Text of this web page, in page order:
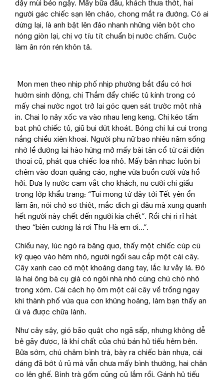
dậy mùi béo ngậy. Mấy bữa đầu, khách thưa thớt, hai
người gác chiếc sạn lên chảo, chong mắt ra đường. Có ai
dừng lại, là anh bật lên đảo nhanh những viên bột cho
nóng giòn lại, chị vợ tíu tít chuẩn bị nước chấm. Cuộc
làm ăn rón rén khôn tả.
Mon men theo nhịp phố nhịp phường bắt đầu có hơi
hướm sinh động, chị Thắm đẩy chiếc tủ kính trong có
mấy chai nước ngọt trở lại góc quen sát trước một nhà
in. Chai lọ nảy xốc va vào nhau leng keng. Chị kéo tấm
bạt phủ chiếc tủ, giũ bụi dứt khoát. Bóng chị lui cui trong
nắng chiều xiên khoai. Người phụ nữ bao nhiêu năm sống
nhờ lề đường lại hào hứng mở mấy bài tân cổ từ cái điện
thoại cũ, phát qua chiếc loa nhỏ. Mấy bản nhạc luôn bị
chêm vào đoạn quảng cáo, nghe vừa buồn cười vừa hồ
hởi. Đưa ly nước cam vắt cho khách, nụ cười chị giấu
trong lớp khẩu trang: “Tui mong từ đây tới Tết yên ổn
làm ăn, nói chớ sợ thiệt, mắc dịch gì đâu mà xung quanh
hết người này chết đến người kia chết”. Rồi chị ri rỉ hát
theo “biên cương lá rơi Thu Hà em ơi…”.
Chiều nay, lúc ngó ra bâng quơ, thấy một chiếc cúp cũ
kỹ quẹo vào hẻm nhỏ, người ngồi sau cắp một cái cây.
Cây xanh cao cỡ một khoảng dang tay, lắc lư vẫy lá. Đó
là hai ông bà cụ già có ngôi nhà nhỏ cùng chú chó nhỏ
trong xóm. Cái cách họ ôm một cái cây về trồng ngay
khi thành phố vừa qua cơn khủng hoảng, làm bạn thấy an
ủi và được chữa lành.
Như cây sậy, gió bão quật cho ngã sấp, nhưng không dễ
bẻ gãy được, là khí chất của chú bán hủ tiếu hẻm bên.
Bữa sớm, chú châm bình trà, bày ra chiếc bàn nhựa, cái
dáng đã bớt ủ rũ mà vẫn chưa mấy bình thường, hai chân
co lên ghế. Bình trà gốm cũng cũ lắm rồi. Gánh hủ tiếu